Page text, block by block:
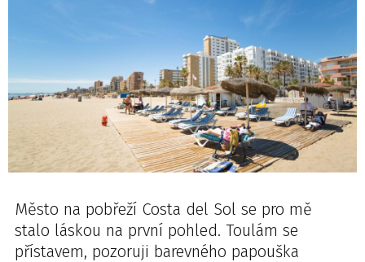
Město na pobřeží Costa del Sol se pro mě
stalo láskou na první pohled. Toulám se
přístavem, pozoruji barevného papouška